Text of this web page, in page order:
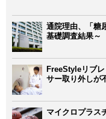
通院理由、「糖
基礎調査結果～
FreeStyleリブ
サー取り外しが
マイクロプラス